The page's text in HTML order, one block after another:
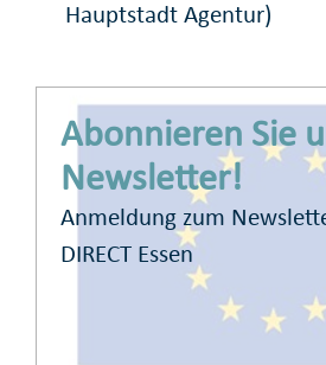
Hauptstadt Agentur)
Abonnieren Sie
Newsletter!
Anmeldung zum
DIRECT Essen